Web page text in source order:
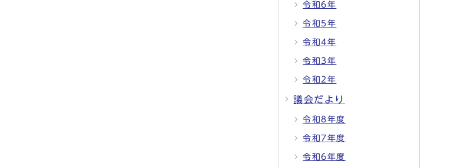
令和6年
令和5年
令和4年
令和3年
令和2年
議会だより
令和8年度
令和7年度
令和6年度